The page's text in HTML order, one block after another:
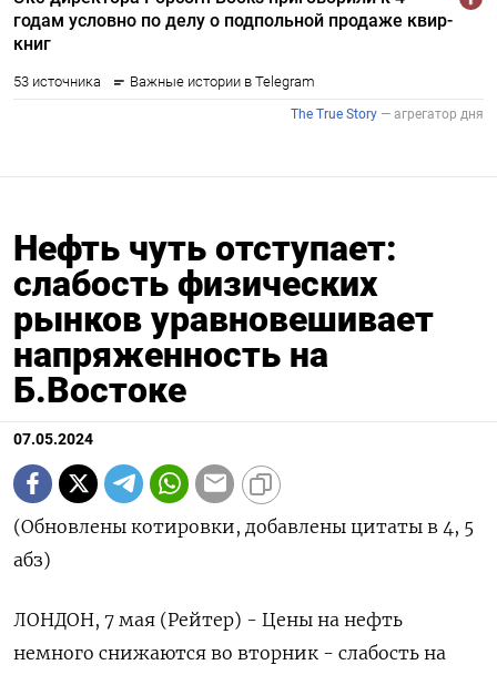
Нефть чуть отступает:
слабость физических
рынков уравновешивает
напряженность на
Б.Востоке
07.05.2024
(Обновлены котировки, добавлены цитаты в 4, 5
абз)
ЛОНДОН, 7 мая (Рейтер) - Цены на нефть
немного снижаются во вторник - слабость на